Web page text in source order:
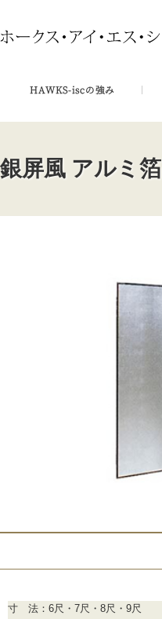
銀屏風 アルミ箔
寸 法：6尺・7尺・8尺・9尺